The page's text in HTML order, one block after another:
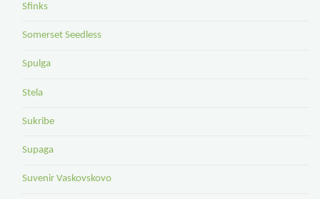
Sfinks
Somerset Seedless
Spulga
Stela
Sukribe
Supaga
Suvenir Vaskovskovo